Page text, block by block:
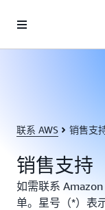
联系 AWS 销售支
销售支持
如需联系
单。星号（*）表